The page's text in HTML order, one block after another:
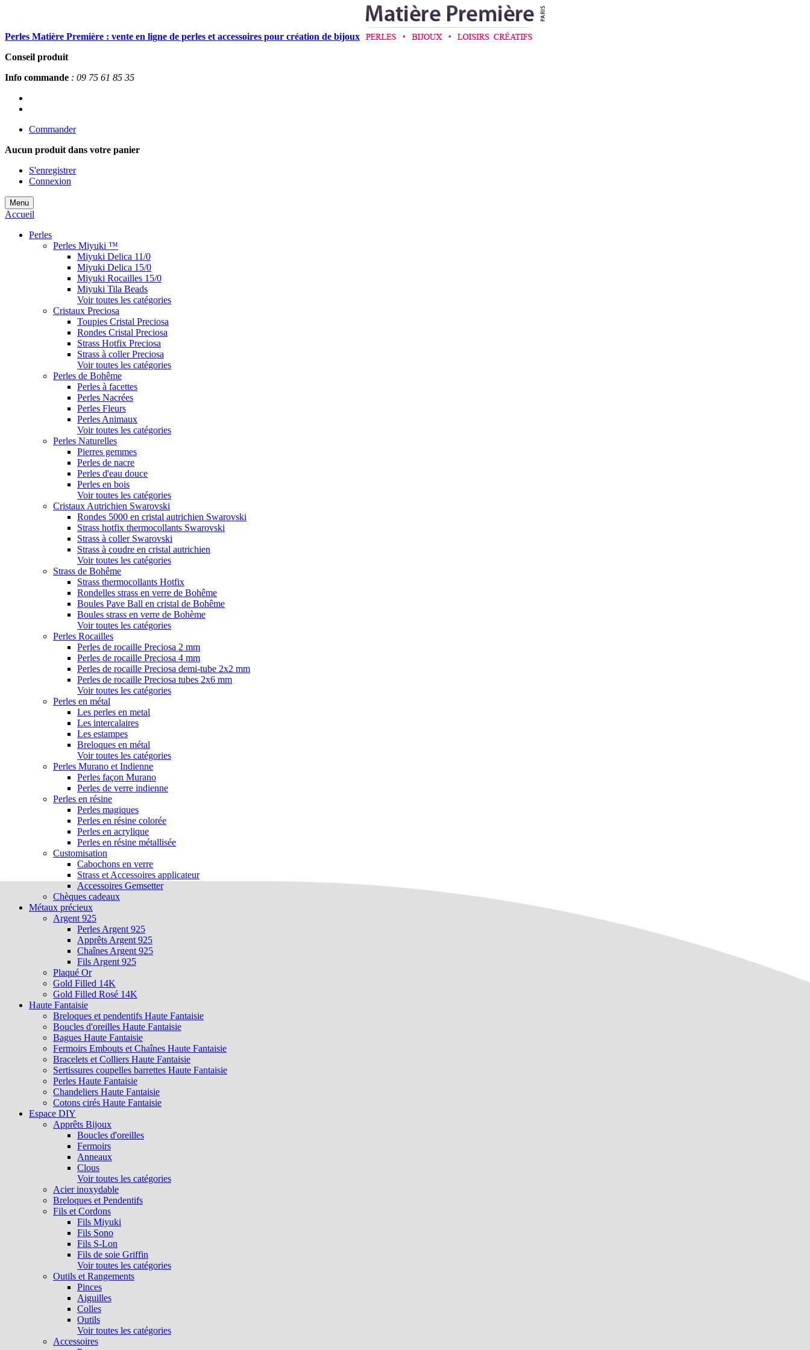
Perles Matière Première : vente en ligne de perles et accessoires pour création de bijoux
Conseil produit
Info commande : 09 75 61 85 35
Commander
Aucun produit dans votre panier
S'enregistrer
Connexion
Menu
Accueil
Perles
Perles Miyuki ™
Miyuki Delica 11/0
Miyuki Delica 15/0
Miyuki Rocailles 15/0
Miyuki Tila Beads
Voir toutes les catégories
Cristaux Preciosa
Toupies Cristal Preciosa
Rondes Cristal Preciosa
Strass Hotfix Preciosa
Strass à coller Preciosa
Voir toutes les catégories
Perles de Bohême
Perles à facettes
Perles Nacrées
Perles Fleurs
Perles Animaux
Voir toutes les catégories
Perles Naturelles
Pierres gemmes
Perles de nacre
Perles d'eau douce
Perles en bois
Voir toutes les catégories
Cristaux Autrichien Swarovski
Rondes 5000 en cristal autrichien Swarovski
Strass hotfix thermocollants Swarovski
Strass à coller Swarovski
Strass à coudre en cristal autrichien
Voir toutes les catégories
Strass de Bohême
Strass thermocollants Hotfix
Rondelles strass en verre de Bohême
Boules Pave Ball en cristal de Bohême
Boules strass en verre de Bohème
Voir toutes les catégories
Perles Rocailles
Perles de rocaille Preciosa 2 mm
Perles de rocaille Preciosa 4 mm
Perles de rocaille Preciosa demi-tube 2x2 mm
Perles de rocaille Preciosa tubes 2x6 mm
Voir toutes les catégories
Perles en métal
Les perles en metal
Les intercalaires
Les estampes
Breloques en métal
Voir toutes les catégories
Perles Murano et Indienne
Perles façon Murano
Perles de verre indienne
Perles en résine
Perles magiques
Perles en résine colorée
Perles en acrylique
Perles en résine métallisée
Customisation
Cabochons en verre
Strass et Accessoires applicateur
Accessoires Gemsetter
Chèques cadeaux
Métaux précieux
Argent 925
Perles Argent 925
Apprêts Argent 925
Chaînes Argent 925
Fils Argent 925
Plaqué Or
Gold Filled 14K
Gold Filled Rosé 14K
Haute Fantaisie
Breloques et pendentifs Haute Fantaisie
Boucles d'oreilles Haute Fantaisie
Bagues Haute Fantaisie
Fermoirs Embouts et Chaînes Haute Fantaisie
Bracelets et Colliers Haute Fantaisie
Sertissures coupelles barrettes Haute Fantaisie
Perles Haute Fantaisie
Chandeliers Haute Fantaisie
Cotons cirés Haute Fantaisie
Espace DIY
Apprêts Bijoux
Boucles d'oreilles
Fermoirs
Anneaux
Clous
Voir toutes les catégories
Acier inoxydable
Breloques et Pendentifs
Fils et Cordons
Fils Miyuki
Fils Sono
Fils S-Lon
Fils de soie Griffin
Voir toutes les catégories
Outils et Rangements
Pinces
Aiguilles
Colles
Outils
Voir toutes les catégories
Accessoires